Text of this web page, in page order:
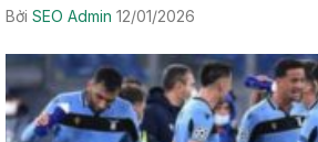
Bởi SEO Admin 12/01/2026